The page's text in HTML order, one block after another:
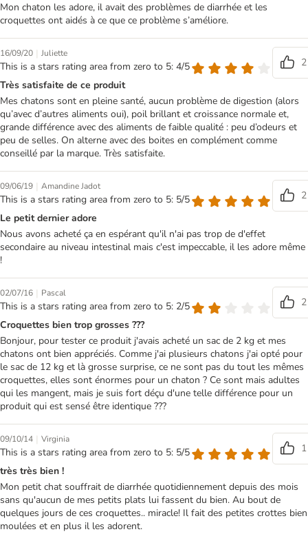
Mon chaton les adore, il avait des problèmes de diarrhée et les
croquettes ont aidés à ce que ce problème s’améliore.
16/09/20 | Juliette
This is a stars rating area from zero to 5: 4/5
2
Très satisfaite de ce produit
Mes chatons sont en pleine santé, aucun problème de digestion (alors
qu’avec d’autres aliments oui), poil brillant et croissance normale et,
grande différence avec des aliments de faible qualité : peu d’odeurs et
peu de selles. On alterne avec des boites en complément comme
conseillé par la marque. Très satisfaite.
09/06/19 | Amandine Jadot
This is a stars rating area from zero to 5: 5/5
2
Le petit dernier adore
Nous avons acheté ça en espérant qu'il n'ai pas trop de d'effet
secondaire au niveau intestinal mais c'est impeccable, il les adore même
!
02/07/16 | Pascal
This is a stars rating area from zero to 5: 2/5
2
Croquettes bien trop grosses ???
Bonjour, pour tester ce produit j'avais acheté un sac de 2 kg et mes
chatons ont bien appréciés. Comme j'ai plusieurs chatons j'ai opté pour
le sac de 12 kg et là grosse surprise, ce ne sont pas du tout les mêmes
croquettes, elles sont énormes pour un chaton ? Ce sont mais adultes
qui les mangent, mais je suis fort déçu d'une telle différence pour un
produit qui est sensé être identique ???
09/10/14 | Virginia
This is a stars rating area from zero to 5: 5/5
1
très très bien !
Mon petit chat souffrait de diarrhée quotidiennement depuis des mois
sans qu'aucun de mes petits plats lui fassent du bien. Au bout de
quelques jours de ces croquettes.. miracle! Il fait des petites crottes bien
moulées et en plus il les adorent.